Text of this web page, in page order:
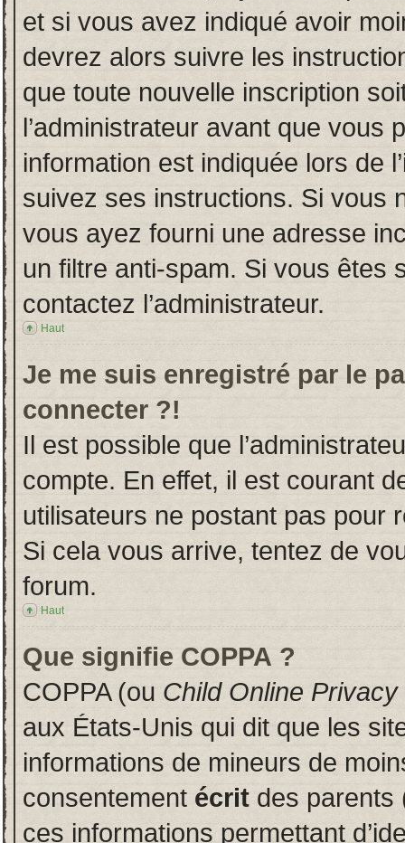
et si vous avez indiqué avoir
devrez alors suivre les
que toute nouvelle inscription
l’administrateur avant que vous
information est indiquée lors de
suivez ses instructions. Si vous
vous ayez fourni une adresse
un filtre anti-spam. Si vous êtes
contactez l’administrateur.
Haut
Je me suis enregistré par le
connecter ?!
Il est possible que
compte. En effet, il est courant
utilisateurs ne postant pas pour
Si cela vous arrive, tentez de
forum.
Haut
Que signifie COPPA ?
COPPA (ou Child Online
aux États-Unis qui dit que les
informations de mineurs de
consentement écrit des parents
ces informations permettant